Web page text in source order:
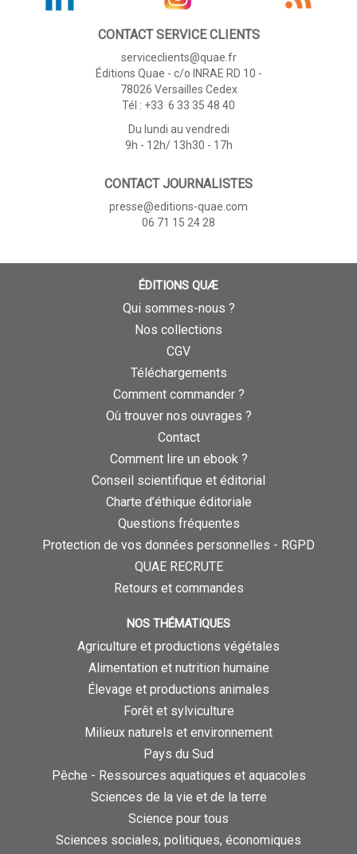
CONTACT SERVICE CLIENTS
serviceclients@quae.fr
Éditions Quae - c/o INRAE RD 10 -
78026 Versailles Cedex
Tél : +33 6 33 35 48 40
Du lundi au vendredi
9h - 12h/ 13h30 - 17h
CONTACT JOURNALISTES
presse@editions-quae.com
06 71 15 24 28
ÉDITIONS QUÆ
Qui sommes-nous ?
Nos collections
CGV
Téléchargements
Comment commander ?
Où trouver nos ouvrages ?
Contact
Comment lire un ebook ?
Conseil scientifique et éditorial
Charte d’éthique éditoriale
Questions fréquentes
Protection de vos données personnelles - RGPD
QUAE RECRUTE
Retours et commandes
NOS THÉMATIQUES
Agriculture et productions végétales
Alimentation et nutrition humaine
Élevage et productions animales
Forêt et sylviculture
Milieux naturels et environnement
Pays du Sud
Pêche - Ressources aquatiques et aquacoles
Sciences de la vie et de la terre
Science pour tous
Sciences sociales, politiques, économiques